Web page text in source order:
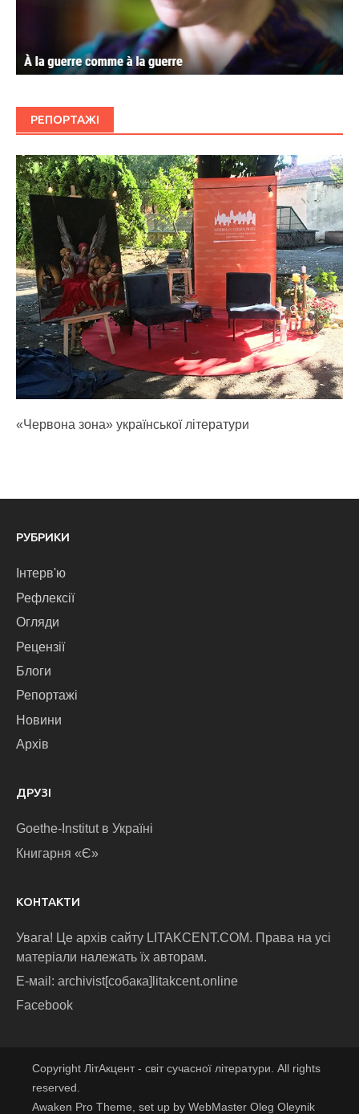
РЕПОРТАЖІ
«Червона зона» української літератури
РУБРИКИ
Інтерв'ю
Рефлексії
Огляди
Рецензії
Блоги
Репортажі
Новини
Архів
ДРУЗІ
Goethe-Institut в Україні
Книгарня «Є»
КОНТАКТИ
Увага! Це архів сайту LITAKCENT.COM. Права на усі
матеріали належать їх авторам.
E-маіl: archivist[собака]litakcent.online
Facebook
Copyright ЛітАкцент - світ сучасної літератури. All rights
reserved.
Awaken Pro Theme, set up by WebMaster Oleg Oleynik